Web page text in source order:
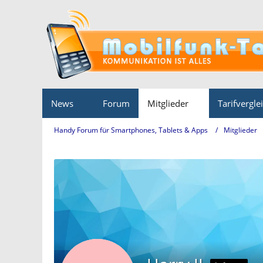
News Forum Mitglieder
Handy Forum für Smartphones, Tablets & Apps Mitglieder